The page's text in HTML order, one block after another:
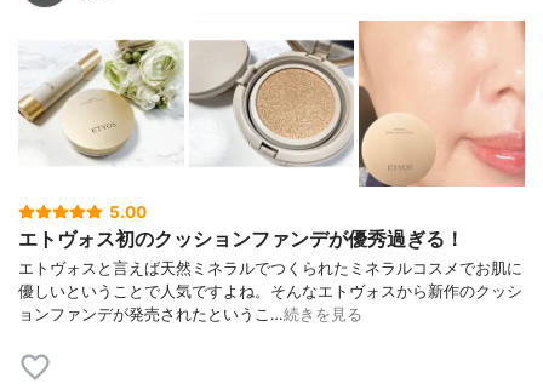
5.00
エトヴォス初のクッションファンデが優秀過ぎる！
エトヴォスと言えば天然ミネラルでつくられたミネラルコスメでお肌に
優しいということで人気ですよね。そんなエトヴォスから新作のクッシ
ョンファンデが発売されたというこ…続きを見る